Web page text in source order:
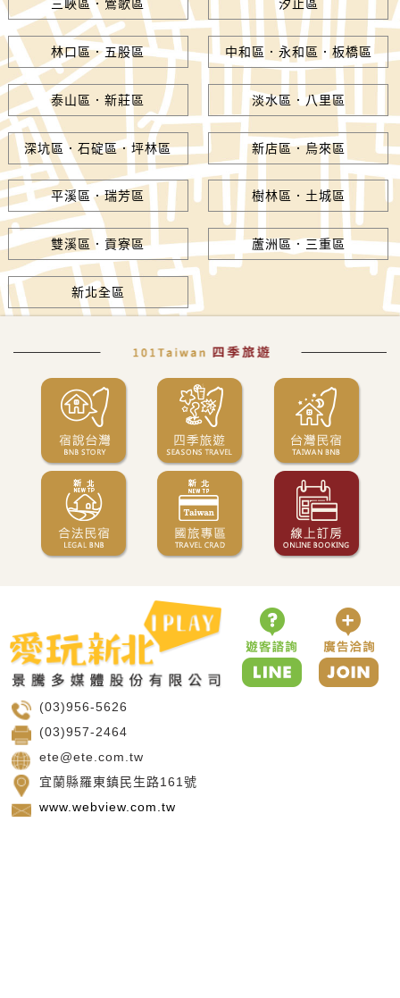
三峽區．鶯歌區 汐止區
林口區．五股區 中和區．永和區．板橋區
泰山區．新莊區 淡水區．八里區
深坑區．石碇區．坪林區 新店區．烏來區
平溪區．瑞芳區 樹林區．土城區
雙溪區．貢寮區 蘆洲區．三重區
新北全區
(03)956-5626
(03)957-2464
ete@ete.com.tw
宜蘭縣羅東鎮民生路161號
www.webview.com.tw